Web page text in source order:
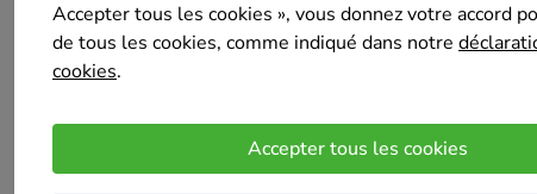
Accepter tous les cookies », vous donnez votre accord
de tous les cookies, comme indiqué dans notre
cookies.
Accepter tous les cookies
Paintconcept sprl
Pas encore d'évaluation
L'entreprise PAINT CONCEPT réalise
alentours BRABANT WALLON BRABANT